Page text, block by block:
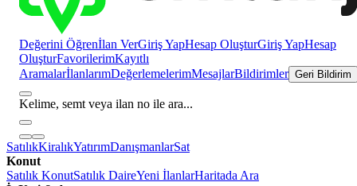
Değerini Öğrenİlan VerGiriş YapHesap OluşturGiriş YapHesap
OluşturFavorilerimKayıtlı
AramalarİlanlarımDeğerlemelerimMesajlarBildirimler Geri Bildirim
Kelime, semt veya ilan no ile ara...
SatılıkKiralıkYatırımDanışmanlarSat
Konut
Satılık KonutSatılık DaireYeni İlanlarHaritada Ara